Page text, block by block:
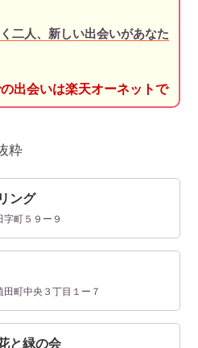
二人、新しい出会いがあなた
出会いは楽天オーネットで
粋
ング
町５９ー９
町中央３丁目１ー７
と緑の会